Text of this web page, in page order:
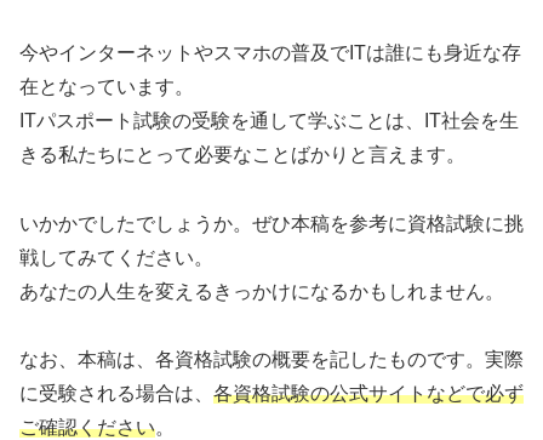
今やインターネットやスマホの普及でITは誰にも身近な存
在となっています。
ITパスポート試験の受験を通して学ぶことは、IT社会を生
きる私たちにとって必要なことばかりと言えます。
いかかでしたでしょうか。ぜひ本稿を参考に資格試験に挑
戦してみてください。
あなたの人生を変えるきっかけになるかもしれません。
なお、本稿は、各資格試験の概要を記したものです。実際
に受験される場合は、 各資格試験の公式サイトなどで必ず
ご確認ください。